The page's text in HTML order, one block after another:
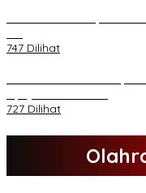
747 Dilihat
727 Dilihat